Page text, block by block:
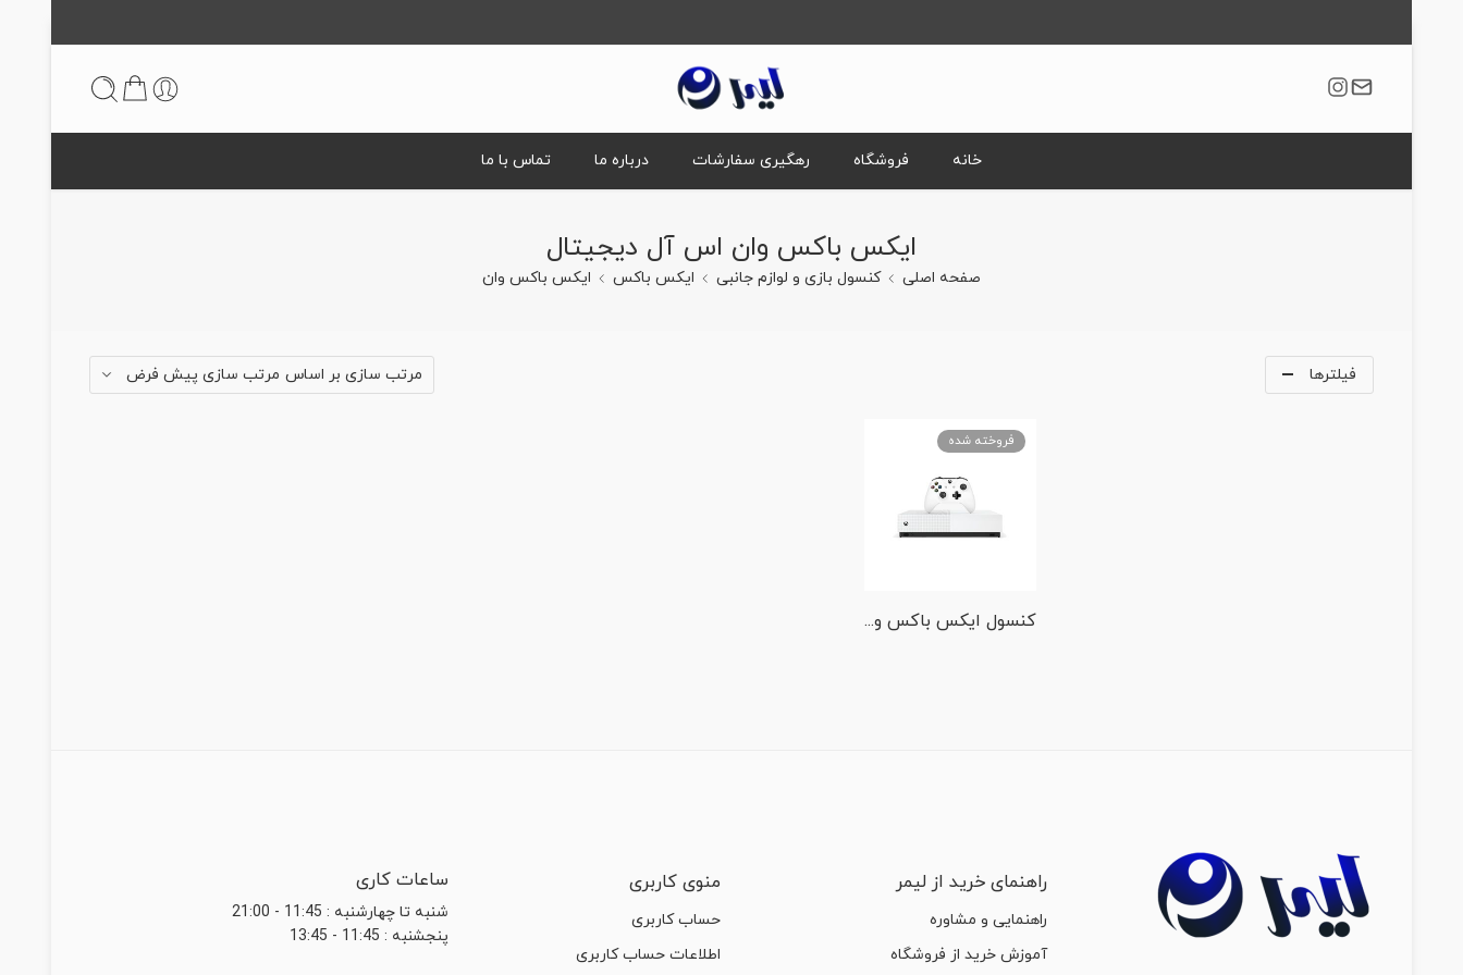
خانه فروشگاه رهگیری سفارشات درباره ما تماس با ما
ایکس باکس وان اس آل دیجیتال
صفحه اصلی کنسول بازی و لوازم جانبی ایکس باکس ایکس باکس وان
فیلترها مرتب سازی بر اساس مرتب سازی پیش فرض
فروخته شده
کنسول ایکس باکس وان اس مدل All Digitall Edition با هارد یک ترابایت
راهنمای خرید از لیمر
راهنمایی و مشاوره
آموزش خرید از فروشگاه
منوی کاربری
حساب کاربری
اطلاعات حساب کاربری
ساعات کاری
شنبه تا چهارشنبه : 11:45 - 21:00
پنجشنبه : 11:45 - 13:45